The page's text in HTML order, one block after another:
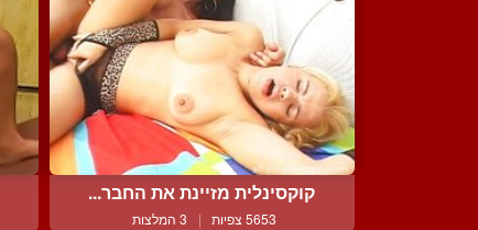
קוקסינלית מזיינת את החבר...
5653 צפיות | 3 המלצות